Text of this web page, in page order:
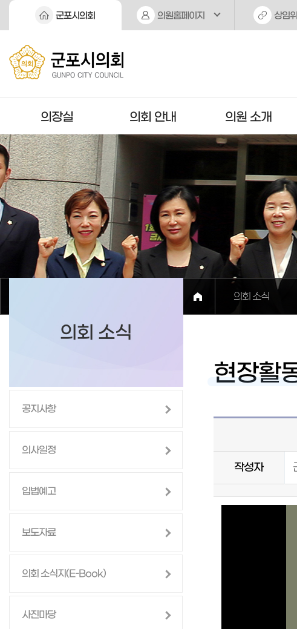
본문바로가기
군포시의회 의원홈페이지 상임
의장실 의회 안내 의원 소개
의회 소식
의회 소식
공지사항
의사일정
입법예고
보도자료
의회 소식지(E-Book)
사진마당
현장활
작성자